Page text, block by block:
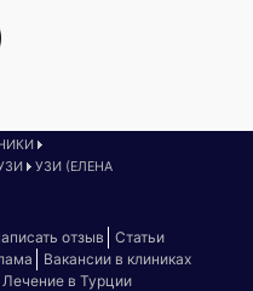
УЗИ (ЕЛЕНА
отзыв
Статьи
Вакансии в клиниках
Лечение в Турции